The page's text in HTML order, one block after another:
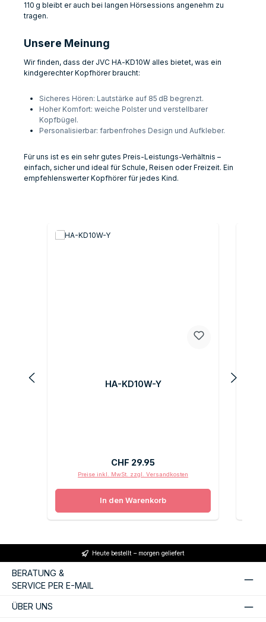
110 g bleibt er auch bei langen Hörsessions angenehm zu
tragen.
Unsere Meinung
Wir finden, dass der JVC HA‑KD10W alles bietet, was ein
kindgerechter Kopfhörer braucht:
Sicheres Hören: Lautstärke auf 85 dB begrenzt.
Hoher Komfort: weiche Polster und verstellbarer
Kopfbügel.
Personalisierbar: farbenfrohes Design und Aufkleber.
Für uns ist es ein sehr gutes Preis-Leistungs-Verhältnis –
einfach, sicher und ideal für Schule, Reisen oder Freizeit. Ein
empfehlenswerter Kopfhörer für jedes Kind.
HA-KD10W-Y
Regulärer Preis:
CHF 29.95
Preise inkl. MwSt. zzgl. Versandkosten
In den Warenkorb
Heute bestellt – morgen geliefert
BERATUNG &
SERVICE PER E-MAIL
ÜBER UNS